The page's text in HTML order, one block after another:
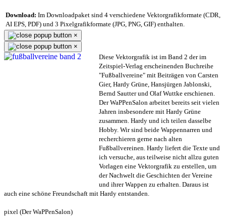
Download: Im Downloadpaket sind 4 verschiedene Vektorgrafikformate (CDR,
AI EPS, PDF) und 3 Pixelgrafikformate (JPG, PNG, GIF) enthalten.
×
×
Diese Vektorgrafik ist im Band 2 der im
Zeitspiel-Verlag erscheinenden Buchreihe
"Fußballvereine" mit Beiträgen von Carsten
Gier, Hardy Grüne, Hansjürgen Jablonski,
Bernd Sautter und Olaf Wuttke erschienen.
Der WaPPenSalon arbeitet bereits seit vielen
Jahren insbesondere mit Hardy Grüne
zusammen. Hardy und ich teilen dasselbe
Hobby. Wir sind beide Wappennarren und
recherchieren gerne nach alten
Fußballvereinen. Hardy liefert die Texte und
ich versuche, aus teilweise nicht allzu guten
Vorlagen eine Vektorgrafik zu erstellen, um
der Nachwelt die Geschichten der Vereine
und ihrer Wappen zu erhalten. Daraus ist
auch eine schöne Freundschaft mit Hardy entstanden.
pixel (Der WaPPenSalon)